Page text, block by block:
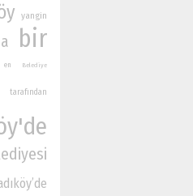
yangin
bir
en Belediye
tarafından